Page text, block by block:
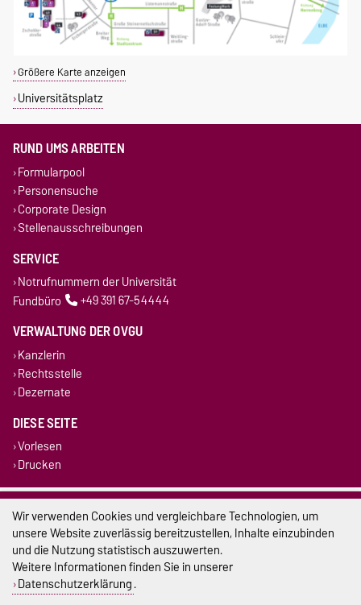
Größere Karte anzeigen
Universitätsplatz
RUND UMS ARBEITEN
Formularpool
Personensuche
Corporate Design
Stellenausschreibungen
SERVICE
Notrufnummern der Universität
Fundbüro
+49 391 67-54444
VERWALTUNG DER OVGU
Kanzlerin
Rechtsstelle
Dezernate
DIESE SEITE
Vorlesen
Drucken
Impressum
Datenschutz
Barrierefreiheit
Cookie-Einstellungen
Wir verwenden Cookies und vergleichbare Technologien, um
unsere Website zuverlässig bereitzustellen, Inhalte einzubinden
und die Nutzung statistisch auszuwerten.
Weitere Informationen finden Sie in unserer
Datenschutzerklärung.